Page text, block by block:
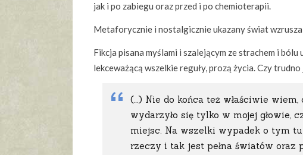
jak i po zabiegu oraz przed i po chemioterapii.
Metaforycznie i nostalgicznie ukazany świat
Fikcja pisana myślami i szalejącym ze strachem i bólu
lekceważącą wszelkie reguły, prozą życia. Czy
(…) Nie do końca też właściwie
wydarzyło się tylko w mojej głowie,
miejsc. Na wszelki wypadek o tym
rzeczy i tak jest pełna światów oraz